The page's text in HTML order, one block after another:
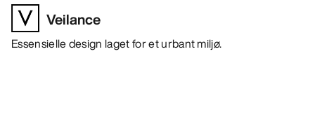
Veilance
Essensielle design laget for et urbant miljø.